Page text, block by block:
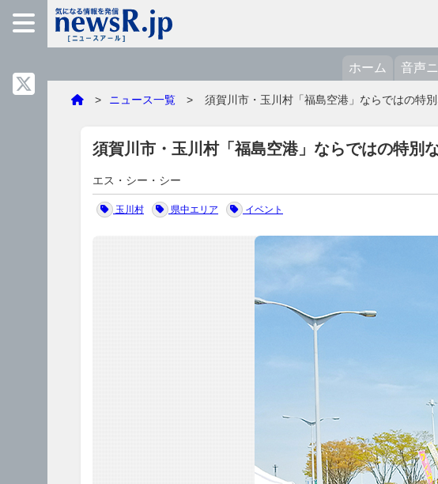
ホーム 音声
ニュース一覧 須賀川市・玉川村「福島空港」ならではの特
須賀川市・玉川村「福島空港」ならではの特別
エス・シー・シー
玉川村 県中エリア イベント